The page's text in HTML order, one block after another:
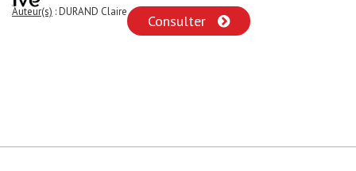
Auteur(s) : DURAND Claire
Consulter